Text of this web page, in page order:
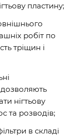
пластину;
робіт по
тріщин і
нігтьову
та розводів;
в складі